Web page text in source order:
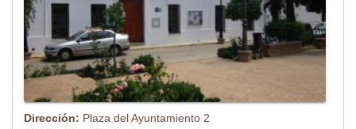
Dirección: Plaza del Ayuntamiento 2